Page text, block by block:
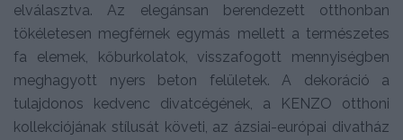
elválasztva. Az elegánsan berendezett otthonban
tökéletesen megférnek egymás mellett a természetes
fa elemek, kőburkolatok, visszafogott mennyiségben
meghagyott nyers beton felületek. A dekoráció a
tulajdonos kedvenc divatcégének, a KENZO otthoni
kollekciójának stílusát követi, az ázsiai-európai divatház